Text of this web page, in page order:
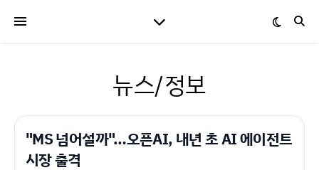
뉴스/정보
"MS 넘어설까"…오픈AI, 내년 초 AI 에이전트
시장 출격